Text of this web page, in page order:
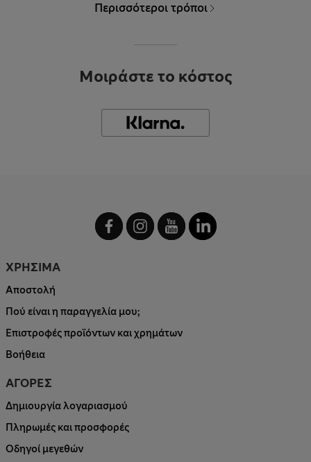
Περισσότεροι τρόποι
Μοιράστε το κόστος
ΧΡΗΣΙΜΑ
Αποστολή
Πού είναι η παραγγελία μου;
Επιστροφές προϊόντων και χρημάτων
Βοήθεια
ΑΓΟΡΕΣ
Δημιουργία λογαριασμού
Πληρωμές και προσφορές
Οδηγοί μεγεθών